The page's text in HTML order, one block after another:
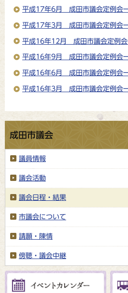
平成17年6月 成田市議会定例会
平成17年3月 成田市議会定例会
平成16年12月 成田市議会定例会
平成16年9月 成田市議会定例会
平成16年6月 成田市議会定例会
平成16年3月 成田市議会定例会
成田市議会
議員情報
議会活動
議会日程・結果
市議会について
請願・陳情
傍聴・議会中継